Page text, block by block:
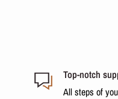
Top-notch
All steps of